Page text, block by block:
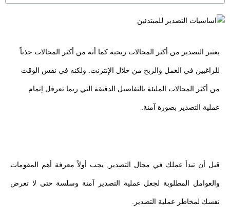
يعتبر التصدير من أكثر المجالات ربحية كما أنه من أكثر المجالات جذباً
للراغبين في العمل والربح من خلال الإنترنت. ولكنه في نفس الوقت
من أكثر المجالات المليئة بالتفاصيل الدقيقة التي ربما تعرقل إتمام
عملية التصدير بصورة آمنة.
قبل أن تبدأ عملك في مجال التصدير, يجب أولاً معرفة أهم المقومات
والعوامل المطلوبة لجعل عملية التصدير آمنة وسلسة حتى لا تعرض
نفسك لمخاطر عملية التصدير.